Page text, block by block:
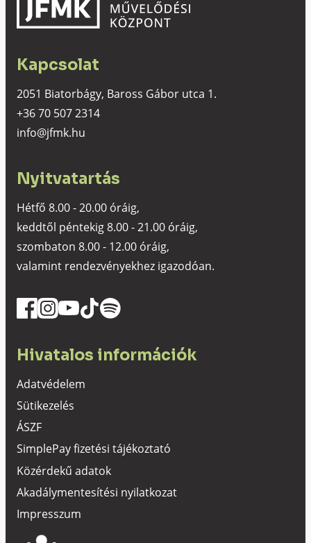
Kapcsolat
2051 Biatorbágy, Baross Gábor utca 1.
+36 70 507 2314
info@jfmk.hu
Nyitvatartás
Hétfő 8.00 - 20.00 óráig,
keddtől péntekig 8.00 - 21.00 óráig,
szombaton 8.00 - 12.00 óráig,
valamint rendezvényekhez igazodóan.
Hivatalos információk
Adatvédelem
Sütikezelés
ÁSZF
SimplePay fizetési tájékoztató
Közérdekű adatok
Akadálymentesítési nyilatkozat
Impresszum